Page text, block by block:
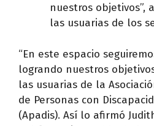
nuestros objetivos”,
las usuarias de los
“En este espacio
logrando nuestros
las usuarias de la
de Personas con
(Apadis). Así lo afirmó